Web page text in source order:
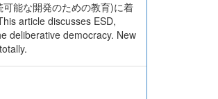
能な開発のための教育)に着
article discusses ESD,
deliberative democracy. New